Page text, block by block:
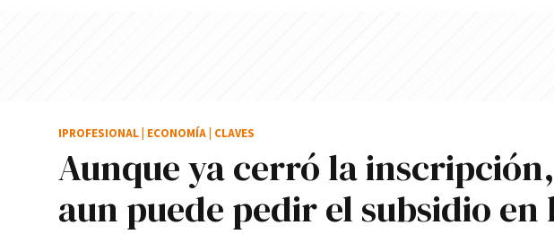
Aunque ya cerró la
aun puede pedir el subsidio
IPROFESIONAL ECONOMÍA CLAVES